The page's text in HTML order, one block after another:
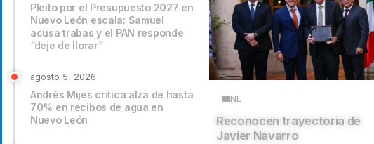
Pleito por el Presupuesto 2027 en
Nuevo León escala: Samuel
acusa trabas y el PAN responde
“deje de llorar”
agosto 5, 2026
Andrés Mijes critica alza de hasta
70% en recibos de agua en
Nuevo León
NL
Reconocen trayectoria de
Javier Navarro